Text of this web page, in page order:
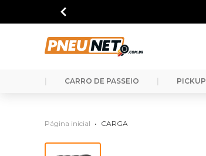
CARRO DE PASSEIO PICKUP
Página inicial • CARGA